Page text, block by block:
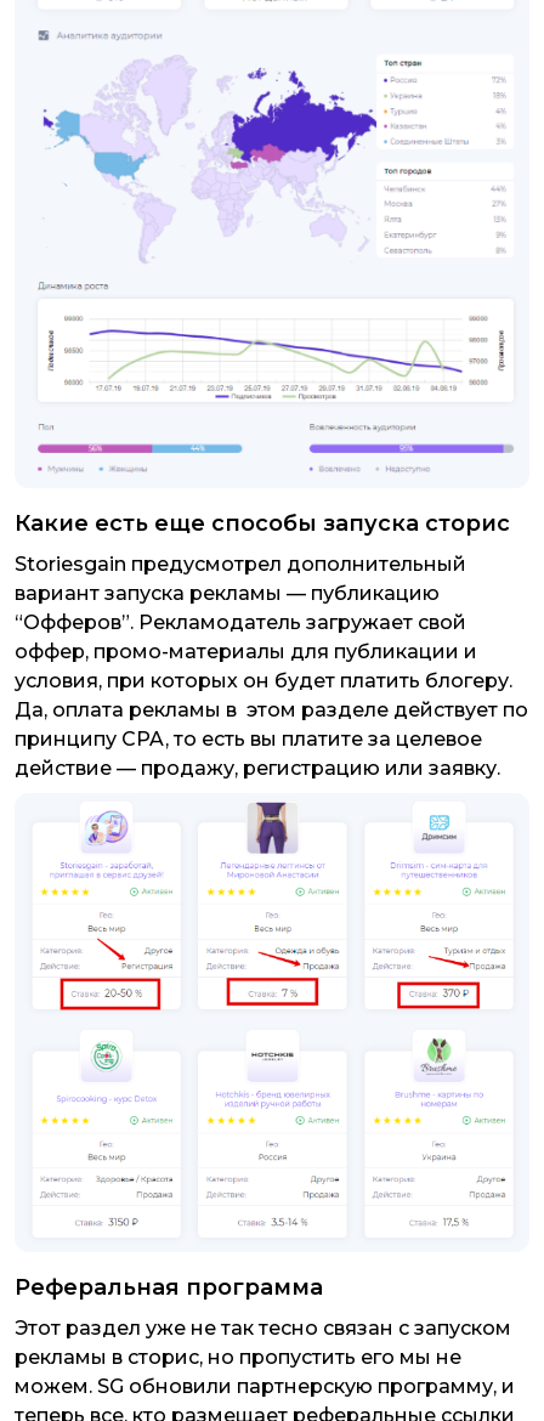
Какие есть еще способы запуска сторис
Storiesgain предусмотрел дополнительный
вариант запуска рекламы — публикацию
“Офферов”. Рекламодатель загружает свой
оффер, промо-материалы для публикации и
условия, при которых он будет платить блогеру.
Да, оплата рекламы в этом разделе действует по
принципу CPA, то есть вы платите за целевое
действие — продажу, регистрацию или заявку.
Реферальная программа
Этот раздел уже не так тесно связан с запуском
рекламы в сторис, но пропустить его мы не
можем. SG обновили партнерскую программу, и
теперь все, кто размещает реферальные ссылки